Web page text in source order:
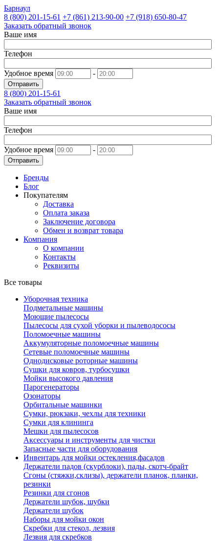
Барнаул
8 (800) 201-15-61 +7 (861) 213-90-00 +7 (918) 650-80-47
Заказать обратный звонок
Ваше имя
Телефон
Удобное время -
Отправить
8 (800) 201-15-61
Заказать обратный звонок
Ваше имя
Телефон
Удобное время -
Отправить
Бренды
Блог
Покупателям
Доставка
Оплата заказа
Заключение договора
Обмен и возврат товара
Компания
О компании
Контакты
Реквизиты
Все товары
Уборочная техника
Подметальные машины
Моющие пылесосы
Пылесосы для сухой уборки и пылеводососы
Поломоечные машины
Аккумуляторные поломоечные машины
Сетевые поломоечные машины
Однодисковые роторные машины
Сушки для ковров, турбосушки
Мойки высокого давления
Парогенераторы
Озонаторы
Орбитальные машинки
Сумки, рюкзаки, чехлы для техники
Сумки для клининга
Мешки для пылесосов
Аксессуары и инструменты для чистки
Запасные части для оборудования
Инвентарь для мойки остекления,фасадов
Держатели падов (скурблоки), пады, скотч-брайт
Сгоны (стяжки,склизы), держатели планок, планки,
резинки
Резинки для сгонов
Держатели шубок, шубки
Держатели шубок
Наборы для мойки окон
Скребки для стекол, лезвия
Лезвия для скребков